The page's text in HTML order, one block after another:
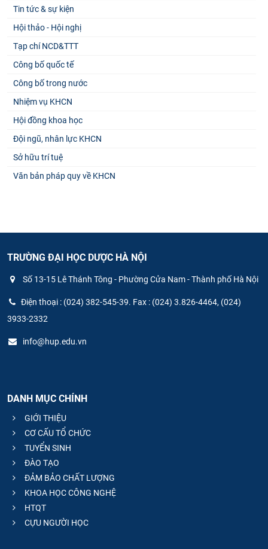
Tin tức & sự kiện
Hội thảo - Hội nghị
Tạp chí NCD&TTT
Công bố quốc tế
Công bố trong nước
Nhiệm vụ KHCN
Hội đồng khoa học
Đội ngũ, nhân lực KHCN
Sở hữu trí tuệ
Văn bản pháp quy về KHCN
TRƯỜNG ĐẠI HỌC DƯỢC HÀ NỘI
Số 13-15 Lê Thánh Tông - Phường Cửa Nam - Thành phố Hà Nội
Điện thoại : (024) 382-545-39. Fax : (024) 3.826-4464, (024)
3933-2332
info@hup.edu.vn
DANH MỤC CHÍNH
GIỚI THIỆU
CƠ CẤU TỔ CHỨC
TUYỂN SINH
ĐÀO TẠO
ĐẢM BẢO CHẤT LƯỢNG
KHOA HỌC CÔNG NGHỆ
HTQT
CỰU NGƯỜI HỌC